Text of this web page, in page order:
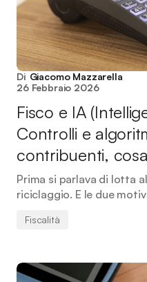
Di Giacomo Mazzarella
26 Febbraio 2026
Fisco e IA
Controlli e
contribuenti,
Prima si parlava di lotta
riciclaggio. E le due
Fiscalità